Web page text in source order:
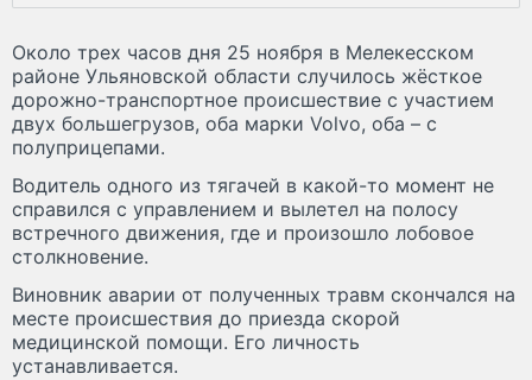
Около трех часов дня 25 ноября в Мелекесском
районе Ульяновской области случилось жёсткое
дорожно-транспортное происшествие с участием
двух большегрузов, оба марки Volvo, оба – с
полуприцепами.
Водитель одного из тягачей в какой-то момент не
справился с управлением и вылетел на полосу
встречного движения, где и произошло лобовое
столкновение.
Виновник аварии от полученных травм скончался на
месте происшествия до приезда скорой
медицинской помощи. Его личность
устанавливается.